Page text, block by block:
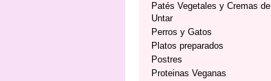
Patés Vegetales y Cremas de
Untar
Perros y Gatos
Platos preparados
Postres
Proteinas Veganas